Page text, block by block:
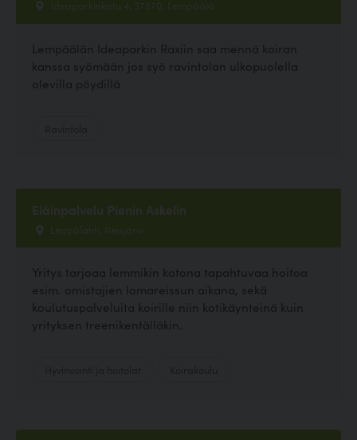
Ideaparkinkatu 4, 37570, Lempäälä
Lempäälän Ideaparkin Raxiin saa mennä koiran
kanssa syömään jos syö ravintolan ulkopuolella
olevilla pöydillä
Eläinpalvelu Pienin Askelin
Leppälahti, Reisjärvi
Yritys tarjoaa lemmikin kotona tapahtuvaa hoitoa
esim. omistajien lomareissun aikana, sekä
koulutuspalveluita koirille niin kotikäynteinä kuin
yrityksen treenikentälläkin.